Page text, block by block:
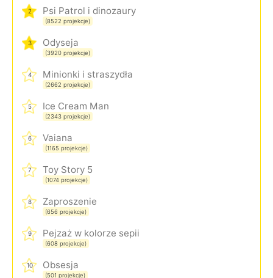
2 Psi Patrol i dinozaury
(8522 projekcje)
3 Odyseja
(3920 projekcje)
4 Minionki i straszydła
(2662 projekcje)
5 Ice Cream Man
(2343 projekcje)
6 Vaiana
(1165 projekcje)
7 Toy Story 5
(1074 projekcje)
8 Zaproszenie
(656 projekcje)
9 Pejzaż w kolorze sepii
(608 projekcje)
10 Obsesja
(501 projekcje)